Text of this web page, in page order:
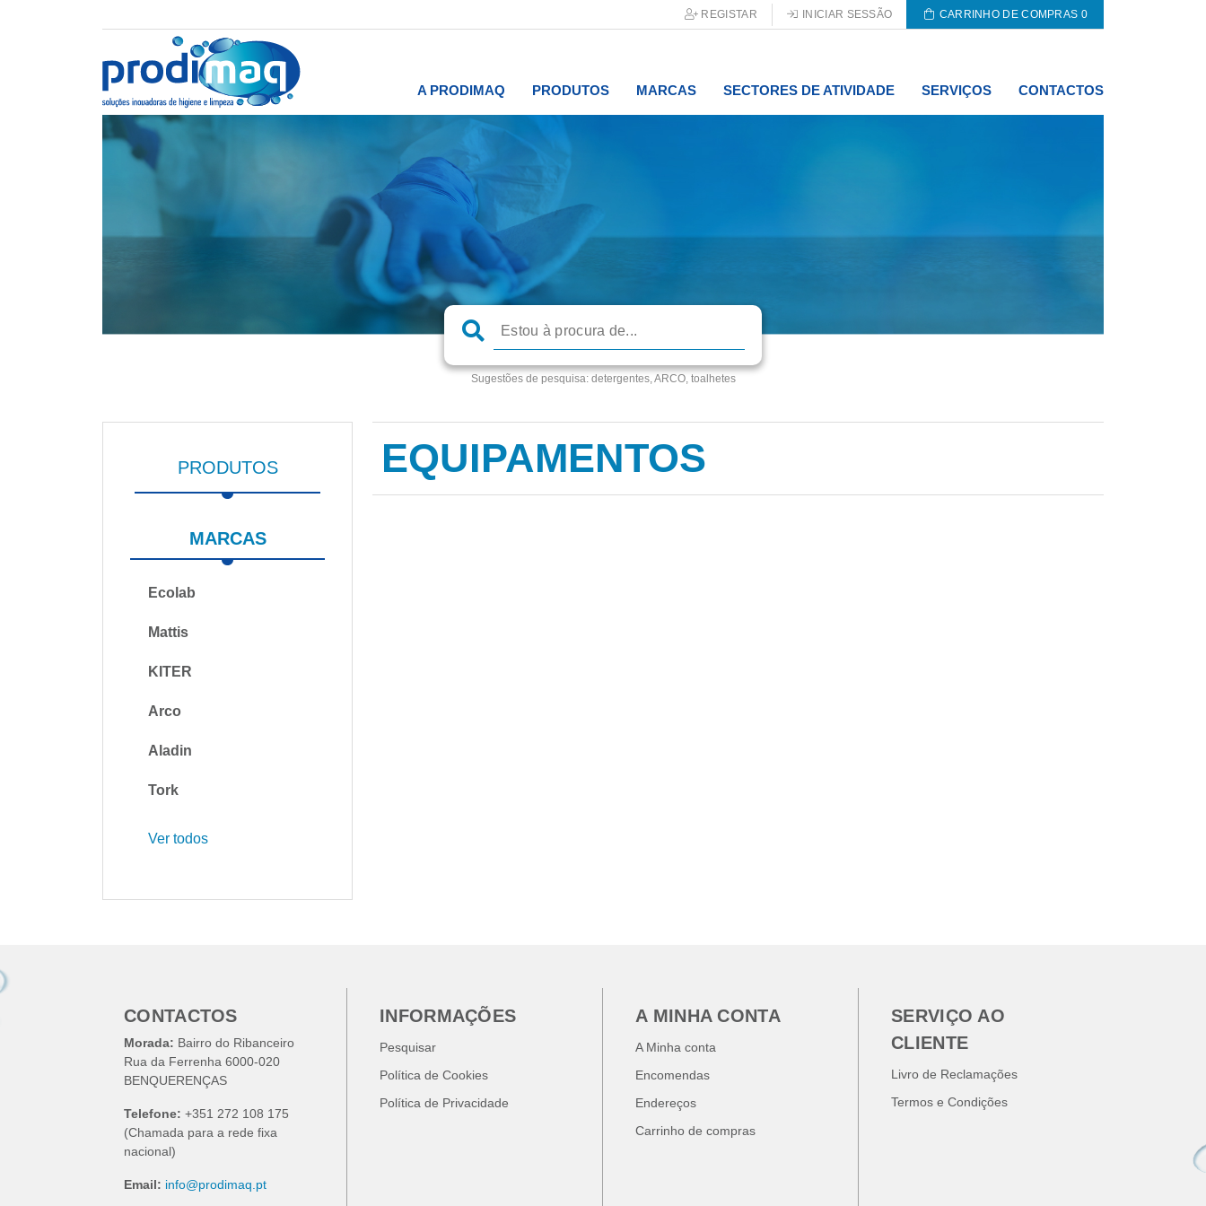
REGISTAR INICIAR SESSÃO CARRINHO DE COMPRAS 0
A PRODIMAQ PRODUTOS MARCAS SECTORES DE ATIVIDADE SERVIÇOS CONTACTOS
Sugestões de pesquisa:detergentes, ARCO, toalhetes
PRODUTOS
MARCAS
Ecolab
Mattis
KITER
Arco
Aladin
Tork
Ver todos
EQUIPAMENTOS
CONTACTOS
Morada: Bairro do Ribanceiro
Rua da Ferrenha 6000-020
BENQUERENÇAS
Telefone: +351 272 108 175
(Chamada para a rede fixa
nacional)
Email: info@prodimaq.pt
INFORMAÇÕES
Pesquisar
Política de Cookies
Política de Privacidade
A MINHA CONTA
A Minha conta
Encomendas
Endereços
Carrinho de compras
SERVIÇO AO
CLIENTE
Livro de Reclamações
Termos e Condições